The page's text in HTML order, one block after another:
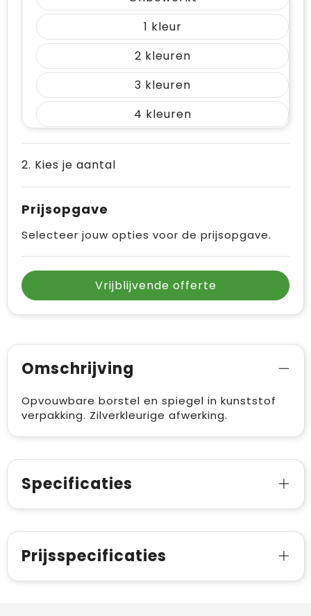
Vrije tijd en Strand
Waterflesjes
Winterse inspiratie
Themapakketten
Draagtassen
Golftassen
Trolleys
Goodiebags
1
2
3
4
2. Kies je aantal
Prijsopgave
Selecteer jouw opties voor de prijsopgave.
Vrijblijvende offerte
Omschrijving
Opvouwbare borstel en spiegel in kunststof
verpakking. Zilverkleurige afwerking.
Specificaties
Prijsspecificaties